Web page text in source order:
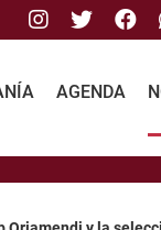
Instagram
Twitter
AGENDA